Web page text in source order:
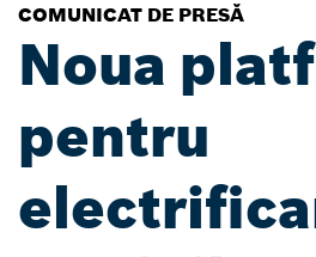
COMUNICAT DE PRESĂ
Noua
pentru